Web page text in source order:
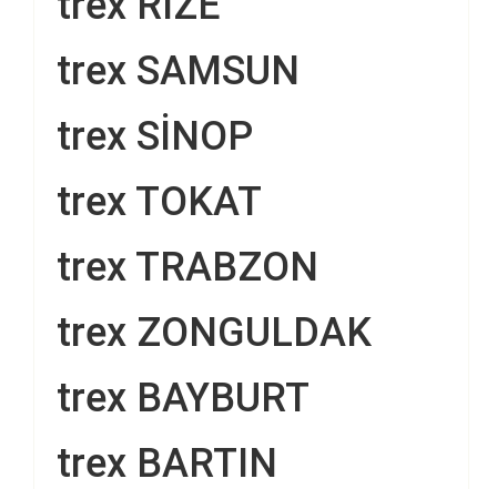
trex SAMSUN
trex SİNOP
trex TOKAT
trex TRABZON
trex ZONGULDAK
trex BAYBURT
trex BARTIN